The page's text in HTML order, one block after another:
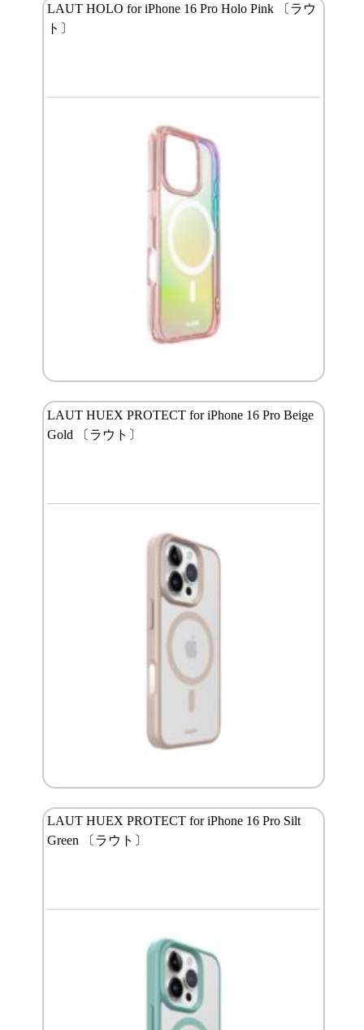
LAUT HOLO for iPhone 16 Pro Holo Pink 〔ラウ
ト〕
LAUT HUEX PROTECT for iPhone 16 Pro Beige
Gold 〔ラウト〕
LAUT HUEX PROTECT for iPhone 16 Pro Silt
Green 〔ラウト〕